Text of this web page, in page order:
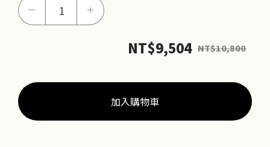
－
守
＋
NT$9,504 NT$10,800
加入購物車